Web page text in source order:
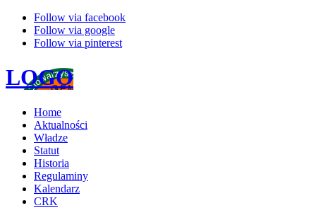
Follow via facebook
Follow via google
Follow via pinterest
LOGO
Home
Aktualności
Władze
Statut
Historia
Regulaminy
Kalendarz
CRK